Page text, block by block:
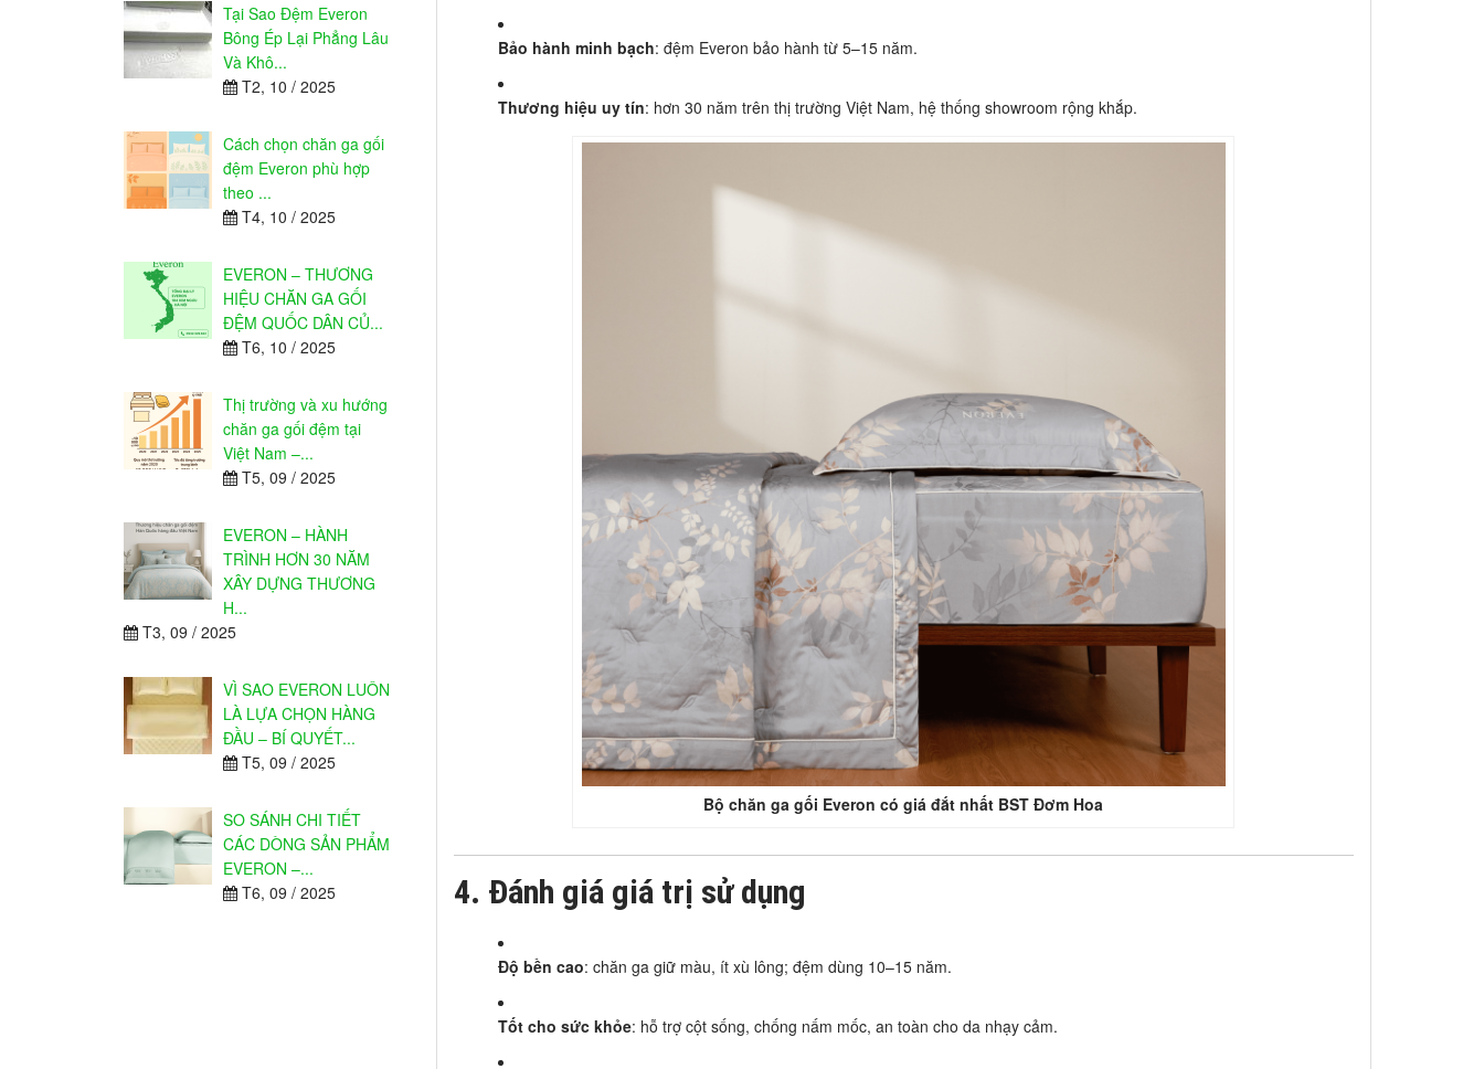
Tại Sao Đệm Everon
Bông Ép Lại Phẳng Lâu
Và Khô...
T2, 10 / 2025
Cách chọn chăn ga gối
đệm Everon phù hợp
theo ...
T4, 10 / 2025
EVERON – THƯƠNG
HIỆU CHĂN GA GỐI
ĐỆM QUỐC DÂN CỦ...
T6, 10 / 2025
Thị trường và xu hướng
chăn ga gối đệm tại
Việt Nam –...
T5, 09 / 2025
EVERON – HÀNH
TRÌNH HƠN 30 NĂM
XÂY DỰNG THƯƠNG
H...
T3, 09 / 2025
VÌ SAO EVERON LUÔN
LÀ LỰA CHỌN HÀNG
ĐẦU – BÍ QUYẾT...
T5, 09 / 2025
SO SÁNH CHI TIẾT
CÁC DÒNG SẢN PHẨM
EVERON –...
T6, 09 / 2025
Bảo hành minh bạch: đệm Everon bảo hành từ 5–15 năm.
Thương hiệu uy tín: hơn 30 năm trên thị trường Việt Nam, hệ thống showroom rộng khắp.
Bộ chăn ga gối Everon có giá đắt nhất BST Đơm Hoa
4. Đánh giá giá trị sử dụng
Độ bền cao: chăn ga giữ màu, ít xù lông; đệm dùng 10–15 năm.
Tốt cho sức khỏe: hỗ trợ cột sống, chống nấm mốc, an toàn cho da nhạy cảm.